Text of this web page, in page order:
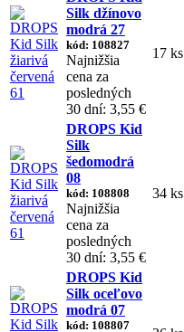
Silk džínovo
modrá 27
kód: 108827
Najnižšia
cena za
posledných
30 dní: 3,55 €
17 ks
DROPS Kid
Silk
šedomodrá
08
kód: 108808
Najnižšia
cena za
posledných
30 dní: 3,55 €
34 ks
DROPS Kid
Silk oceľovo
modrá 07
kód: 108807